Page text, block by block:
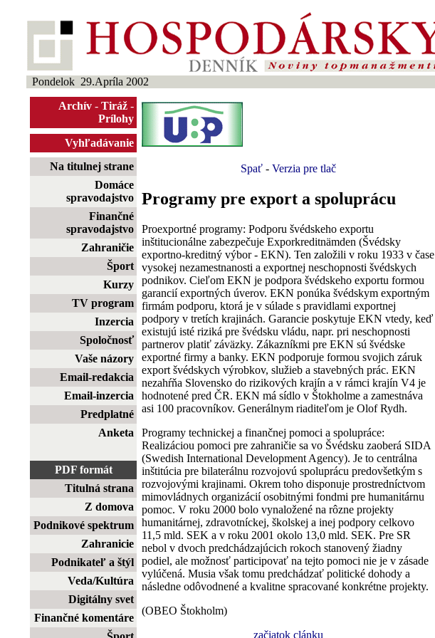
Pondelok 29.Apríla 2002
Archív - Tiráž -
Prílohy
Vyhľadávanie
Na titulnej strane
Domáce
spravodajstvo
Finančné
spravodajstvo
Zahraničie
Šport
Kurzy
TV program
Inzercia
Spoločnosť
Vaše názory
Email-redakcia
Email-inzercia
Predplatné
Anketa
PDF formát
Titulná strana
Z domova
Podnikové spektrum
Zahranicie
Podnikateľ a štýl
Veda/Kultúra
Digitálny svet
Finančné komentáre
Spať- Verzia pre tlač
Programy pre export a spoluprácu
Proexportné programy: Podporu švédskeho exportu
inštitucionálne zabezpečuje Exporkreditnämden (Švédsky
exportno-kreditný výbor - EKN). Ten založili v roku 1933 v čase
vysokej nezamestnanosti a exportnej neschopnosti švédskych
podnikov. Cieľom EKN je podpora švédskeho exportu formou
garancií exportných úverov. EKN ponúka švédskym exportným
firmám podporu, ktorá je v súlade s pravidlami exportnej
podpory v tretích krajinách. Garancie poskytuje EKN vtedy, keď
existujú isté riziká pre švédsku vládu, napr. pri neschopnosti
partnerov platiť záväzky. Zákazníkmi pre EKN sú švédske
exportné firmy a banky. EKN podporuje formou svojich záruk
export švédskych výrobkov, služieb a stavebných prác. EKN
nezahŕňa Slovensko do rizikových krajín a v rámci krajín V4 je
hodnotené pred ČR. EKN má sídlo v Štokholme a zamestnáva
asi 100 pracovníkov. Generálnym riaditeľom je Olof Rydh.
Programy technickej a finančnej pomoci a spolupráce:
Realizáciou pomoci pre zahraničie sa vo Švédsku zaoberá SIDA
(Swedish International Development Agency). Je to centrálna
inštitúcia pre bilaterálnu rozvojovú spoluprácu predovšetkým s
rozvojovými krajinami. Okrem toho disponuje prostredníctvom
mimovládnych organizácií osobitnými fondmi pre humanitárnu
pomoc. V roku 2000 bolo vynaložené na rôzne projekty
humanitárnej, zdravotníckej, školskej a inej podpory celkovo
11,5 mld. SEK a v roku 2001 okolo 13,0 mld. SEK. Pre SR
nebol v dvoch predchádzajúcich rokoch stanovený žiadny
podiel, ale možnosť participovať na tejto pomoci nie je v zásade
vylúčená. Musia však tomu predchádzať politické dohody a
následne odôvodnené a kvalitne spracované konkrétne projekty.
(OBEO Štokholm)
začiatok clánku